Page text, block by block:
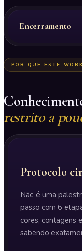
Encerramento
POR QUE ESTE
restrito a
Protocolo
Não é uma
passo com 6
cores, contagens
sabendo